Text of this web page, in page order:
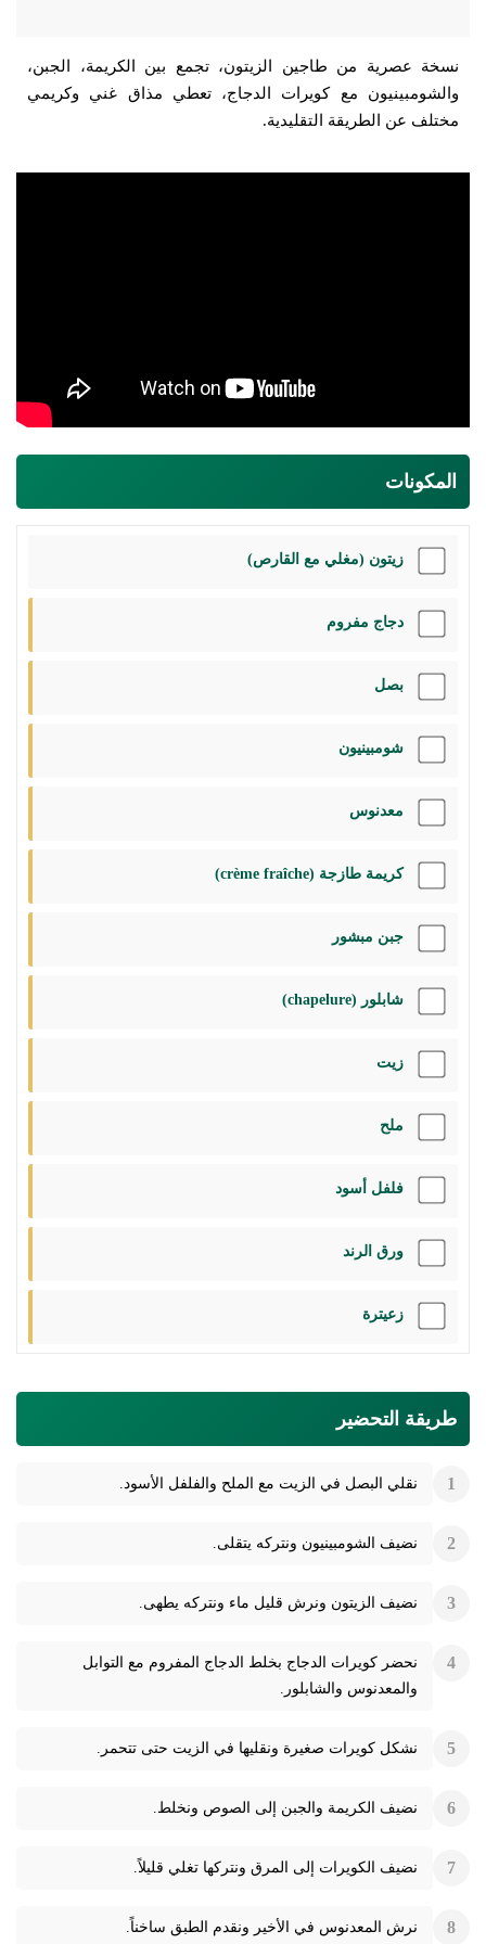
نسخة عصرية من طاجين الزيتون، تجمع بين الكريمة، الجبن،
والشومبينيون مع كويرات الدجاج، تعطي مذاق غني وكريمي
مختلف عن الطريقة التقليدية.
المكونات
زيتون (مغلي مع القارص)
دجاج مفروم
بصل
شومبينيون
معدنوس
كريمة طازجة (crème fraîche)
جبن مبشور
شابلور (chapelure)
زيت
ملح
فلفل أسود
ورق الرند
زعيترة
طريقة التحضير
نقلي البصل في الزيت مع الملح والفلفل الأسود.
نضيف الشومبينيون ونتركه يتقلى.
نضيف الزيتون ونرش قليل ماء ونتركه يطهى.
نحضر كويرات الدجاج بخلط الدجاج المفروم مع التوابل
والمعدنوس والشابلور.
نشكل كويرات صغيرة ونقليها في الزيت حتى تتحمر.
نضيف الكريمة والجبن إلى الصوص ونخلط.
نضيف الكويرات إلى المرق ونتركها تغلي قليلاً.
نرش المعدنوس في الأخير ونقدم الطبق ساخناً.